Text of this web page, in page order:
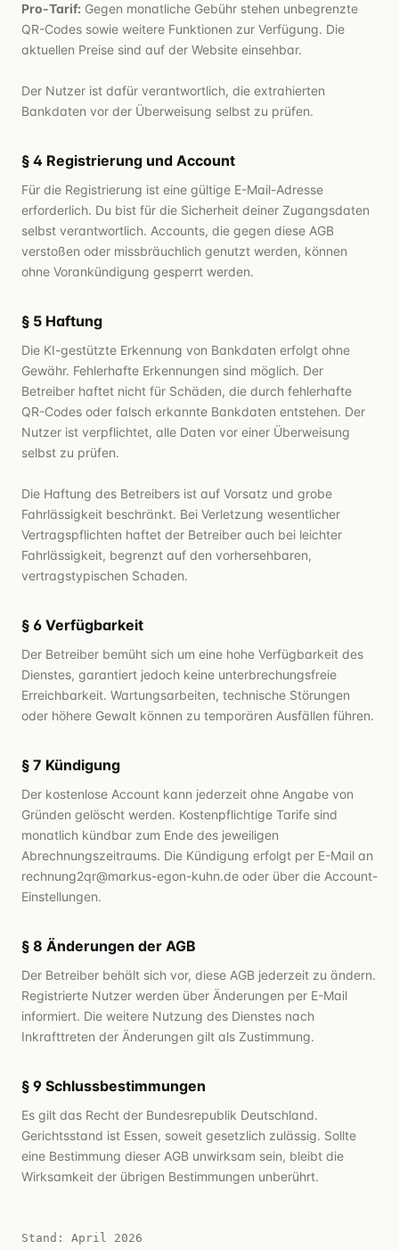
Pro-Tarif: Gegen monatliche Gebühr stehen unbegrenzte
QR-Codes sowie weitere Funktionen zur Verfügung. Die
aktuellen Preise sind auf der Website einsehbar.
Der Nutzer ist dafür verantwortlich, die extrahierten
Bankdaten vor der Überweisung selbst zu prüfen.
§ 4 Registrierung und Account
Für die Registrierung ist eine gültige E-Mail-Adresse
erforderlich. Du bist für die Sicherheit deiner Zugangsdaten
selbst verantwortlich. Accounts, die gegen diese AGB
verstoßen oder missbräuchlich genutzt werden, können
ohne Vorankündigung gesperrt werden.
§ 5 Haftung
Die KI-gestützte Erkennung von Bankdaten erfolgt ohne
Gewähr. Fehlerhafte Erkennungen sind möglich. Der
Betreiber haftet nicht für Schäden, die durch fehlerhafte
QR-Codes oder falsch erkannte Bankdaten entstehen. Der
Nutzer ist verpflichtet, alle Daten vor einer Überweisung
selbst zu prüfen.
Die Haftung des Betreibers ist auf Vorsatz und grobe
Fahrlässigkeit beschränkt. Bei Verletzung wesentlicher
Vertragspflichten haftet der Betreiber auch bei leichter
Fahrlässigkeit, begrenzt auf den vorhersehbaren,
vertragstypischen Schaden.
§ 6 Verfügbarkeit
Der Betreiber bemüht sich um eine hohe Verfügbarkeit des
Dienstes, garantiert jedoch keine unterbrechungsfreie
Erreichbarkeit. Wartungsarbeiten, technische Störungen
oder höhere Gewalt können zu temporären Ausfällen führen.
§ 7 Kündigung
Der kostenlose Account kann jederzeit ohne Angabe von
Gründen gelöscht werden. Kostenpflichtige Tarife sind
monatlich kündbar zum Ende des jeweiligen
Abrechnungszeitraums. Die Kündigung erfolgt per E-Mail an
rechnung2qr@markus-egon-kuhn.de oder über die Account-
Einstellungen.
§ 8 Änderungen der AGB
Der Betreiber behält sich vor, diese AGB jederzeit zu ändern.
Registrierte Nutzer werden über Änderungen per E-Mail
informiert. Die weitere Nutzung des Dienstes nach
Inkrafttreten der Änderungen gilt als Zustimmung.
§ 9 Schlussbestimmungen
Es gilt das Recht der Bundesrepublik Deutschland.
Gerichtsstand ist Essen, soweit gesetzlich zulässig. Sollte
eine Bestimmung dieser AGB unwirksam sein, bleibt die
Wirksamkeit der übrigen Bestimmungen unberührt.
Stand: April 2026